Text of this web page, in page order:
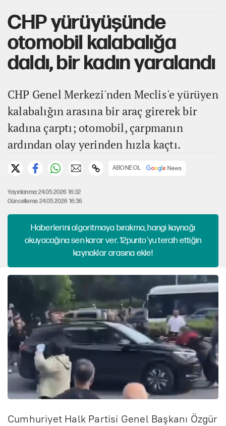
CHP yürüyüşünde
otomobil kalabalığa
daldı, bir kadın yaralandı
CHP Genel Merkezi'nden Meclis'e yürüyen
kalabalığın arasına bir araç girerek bir
kadına çarptı; otomobil, çarpmanın
ardından olay yerinden hızla kaçtı.
ABONE OL
Yayınlanma: 24.05.2026 16:32
Güncelleme: 24.05.2026 16:36
Haberlerini algoritmaya bırakma, hangi kaynağı
okuyacağına sen karar ver. 12punto'yu tercih ettiğin
kaynaklar arasına ekle!
Cumhuriyet Halk Partisi Genel Başkanı Özgür